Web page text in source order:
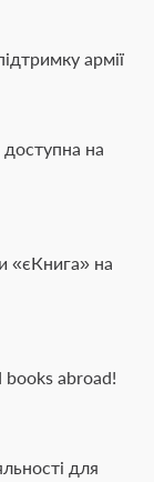
армії
на
«єКнига» на
books abroad!
для